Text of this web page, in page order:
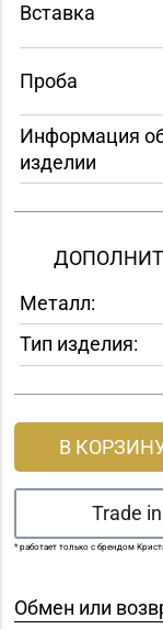
Вставка
Проба
Информация
изделии
Металл:
Тип изделия:
В
Trade in
* работает только с брендом
Обмен или